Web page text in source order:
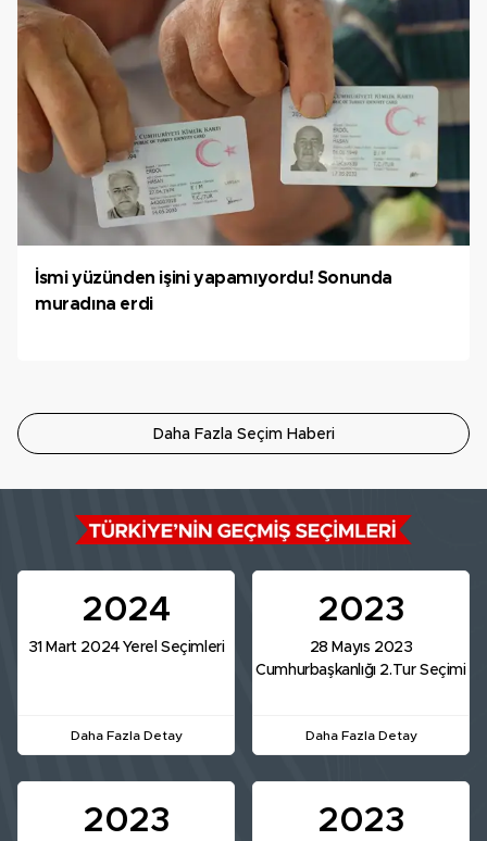
İsmi yüzünden işini yapamıyordu! Sonunda
muradına erdi
Daha Fazla Seçim Haberi
2024
31 Mart 2024 Yerel Seçimleri
Daha Fazla Detay
2023
28 Mayıs 2023
Cumhurbaşkanlığı 2.Tur Seçimi
Daha Fazla Detay
2023 2023